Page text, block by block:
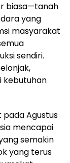
biasa—tanah
yang
masyarakat
sendiri.
kebutuhan
pada Agustus
mencapai
semakin
yang terus